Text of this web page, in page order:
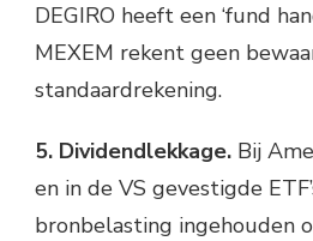
DEGIRO heeft een ‘fund
MEXEM rekent geen
standaardrekening.
5. Dividendlekkage. Bij
en in de VS gevestigde
bronbelasting ingehouden